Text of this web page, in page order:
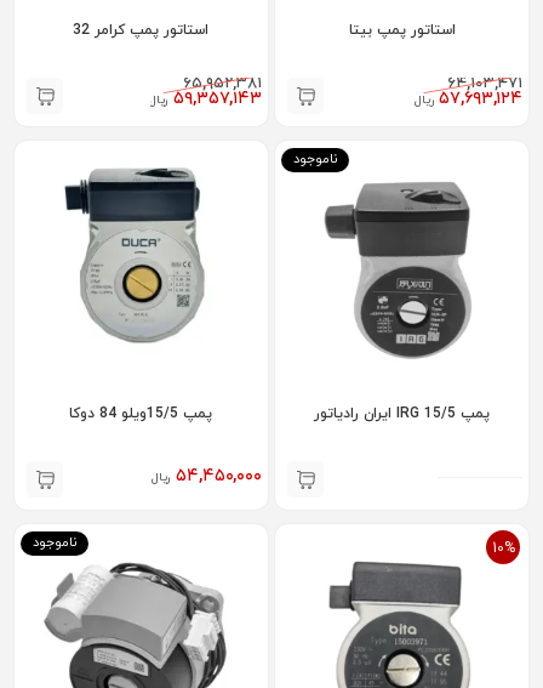
استاتور پمپ بیتا
۶۴,۱۰۳,۴۷۱
۵۷,۶۹۳,۱۲۴ ریال
استاتور پمپ کرامر 32
۶۵,۹۵۲,۳۸۱
۵۹,۳۵۷,۱۴۳ ریال
ناموجود
پمپ 15/5 IRG ایران رادیاتور پمپ 15/5ویلو 84 دوکا
۵۴,۴۵۰,۰۰۰ ریال
10% ناموجود